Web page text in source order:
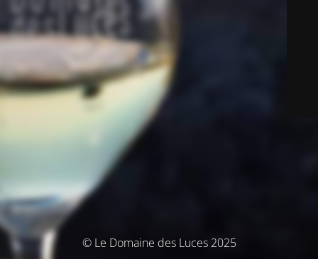
© Le Domaine des Luces 2025